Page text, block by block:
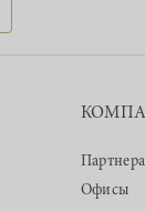
Офисы